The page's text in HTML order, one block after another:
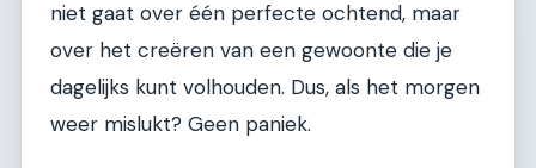
niet gaat over één perfecte ochtend, maar
over het creëren van een gewoonte die je
dagelijks kunt volhouden. Dus, als het morgen
weer mislukt? Geen paniek.